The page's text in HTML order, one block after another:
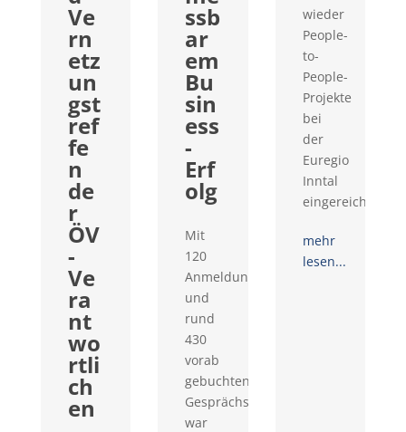
Ve
rn
etz
un
gst
ref
fe
n
de
r
ÖV
-
Ve
ra
nt
wo
rtli
ch
en
ssb
ar
em
Bu
sin
ess
-
Erf
olg
Mit
120
Anmeldungen
und
rund
430
vorab
gebuchten
Gesprächswünschen
war
wieder
People-
to-
People-
Projekte
bei
der
Euregio
Inntal
eingereicht...
mehr
lesen...